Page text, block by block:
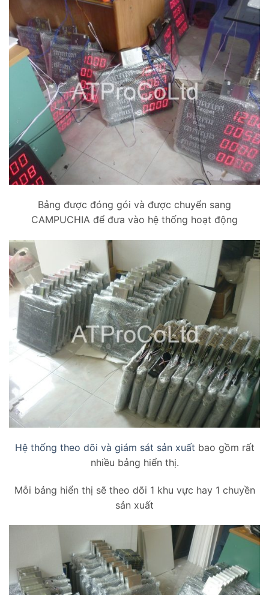
Bảng được đóng gói và được chuyển sang
CAMPUCHIA để đưa vào hệ thống hoạt động
Hệ thống theo dõi và giám sát sản xuất bao gồm rất
nhiều bảng hiển thị.
Mỗi bảng hiển thị sẽ theo dõi 1 khu vực hay 1 chuyền
sản xuất